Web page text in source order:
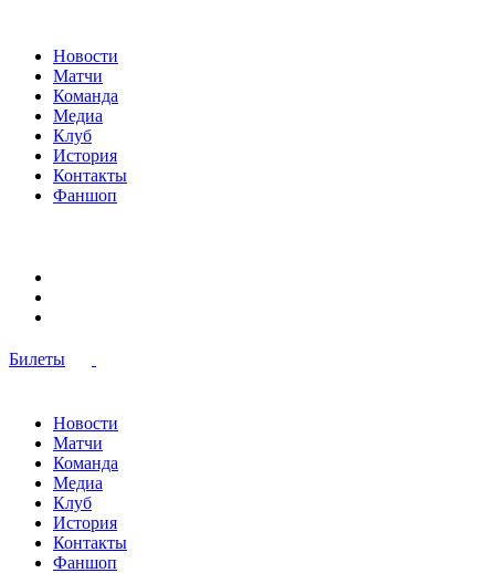
Новости
Матчи
Команда
Медиа
Клуб
История
Контакты
Фаншоп
Билеты
Новости
Матчи
Команда
Медиа
Клуб
История
Контакты
Фаншоп